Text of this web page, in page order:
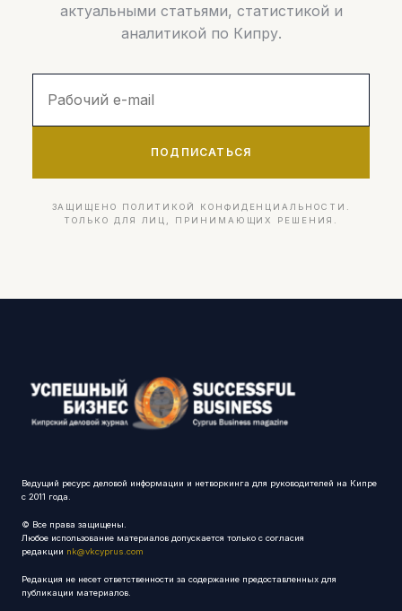
актуальными статьями, статистикой и
аналитикой по Кипру.
ПОДПИСАТЬСЯ
ЗАЩИЩЕНО ПОЛИТИКОЙ КОНФИДЕНЦИАЛЬНОСТИ.
ТОЛЬКО ДЛЯ ЛИЦ, ПРИНИМАЮЩИХ РЕШЕНИЯ.
Ведущий ресурс деловой информации и нетворкинга для руководителей на Кипре
с 2011 года.
© Все права защищены.
Любое использование материалов допускается только с согласия
редакции nk@vkcyprus.com
Редакция не несет ответственности за содержание предоставленных для
публикации материалов.